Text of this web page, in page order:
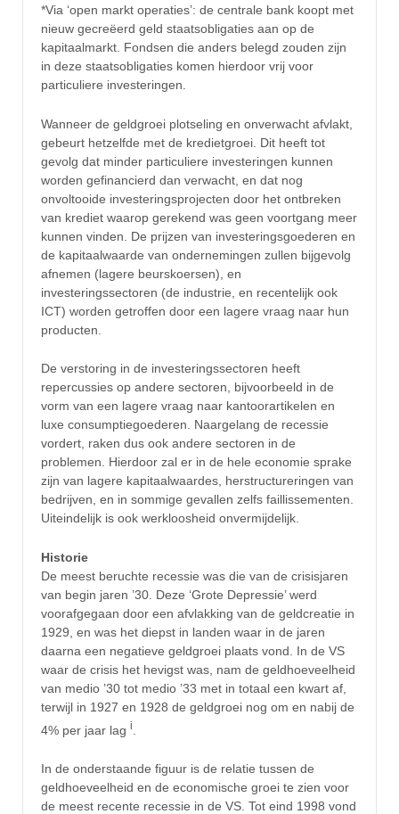
*Via ‘open markt operaties’: de centrale bank koopt met
nieuw gecreëerd geld staatsobligaties aan op de
kapitaalmarkt. Fondsen die anders belegd zouden zijn
in deze staatsobligaties komen hierdoor vrij voor
particuliere investeringen.
Wanneer de geldgroei plotseling en onverwacht afvlakt,
gebeurt hetzelfde met de kredietgroei. Dit heeft tot
gevolg dat minder particuliere investeringen kunnen
worden gefinancierd dan verwacht, en dat nog
onvoltooide investeringsprojecten door het ontbreken
van krediet waarop gerekend was geen voortgang meer
kunnen vinden. De prijzen van investeringsgoederen en
de kapitaalwaarde van ondernemingen zullen bijgevolg
afnemen (lagere beurskoersen), en
investeringssectoren (de industrie, en recentelijk ook
ICT) worden getroffen door een lagere vraag naar hun
producten.
De verstoring in de investeringssectoren heeft
repercussies op andere sectoren, bijvoorbeeld in de
vorm van een lagere vraag naar kantoorartikelen en
luxe consumptiegoederen. Naargelang de recessie
vordert, raken dus ook andere sectoren in de
problemen. Hierdoor zal er in de hele economie sprake
zijn van lagere kapitaalwaardes, herstructureringen van
bedrijven, en in sommige gevallen zelfs faillissementen.
Uiteindelijk is ook werkloosheid onvermijdelijk.
Historie
De meest beruchte recessie was die van de crisisjaren
van begin jaren ’30. Deze ‘Grote Depressie’ werd
voorafgegaan door een afvlakking van de geldcreatie in
1929, en was het diepst in landen waar in de jaren
daarna een negatieve geldgroei plaats vond. In de VS
waar de crisis het hevigst was, nam de geldhoeveelheid
van medio ’30 tot medio ’33 met in totaal een kwart af,
terwijl in 1927 en 1928 de geldgroei nog om en nabij de
4% per jaar lag i
In de onderstaande figuur is de relatie tussen de
geldhoeveelheid en de economische groei te zien voor
de meest recente recessie in de VS. Tot eind 1998 vond